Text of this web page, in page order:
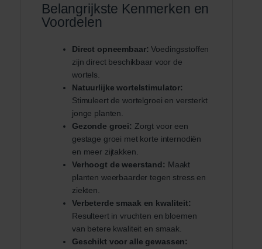
Belangrijkste Kenmerken en
Voordelen
Direct opneembaar: Voedingsstoffen
zijn direct beschikbaar voor de
wortels.
Natuurlijke wortelstimulator:
Stimuleert de wortelgroei en versterkt
jonge planten.
Gezonde groei: Zorgt voor een
gestage groei met korte internodiën
en meer zijtakken.
Verhoogt de weerstand: Maakt
planten weerbaarder tegen stress en
ziekten.
Verbeterde smaak en kwaliteit:
Resulteert in vruchten en bloemen
van betere kwaliteit en smaak.
Geschikt voor alle gewassen: